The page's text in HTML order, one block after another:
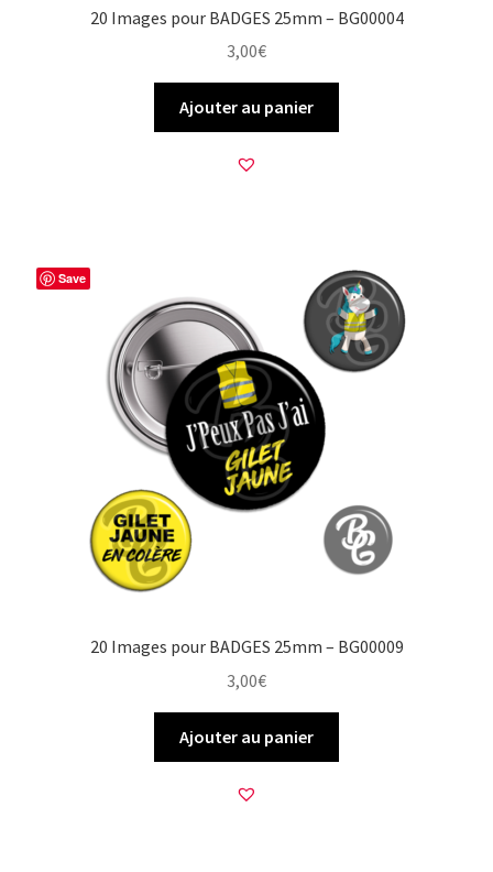
20 Images pour BADGES 25mm – BG00004
3,00€
Ajouter au panier
Save
20 Images pour BADGES 25mm – BG00009
3,00€
Ajouter au panier